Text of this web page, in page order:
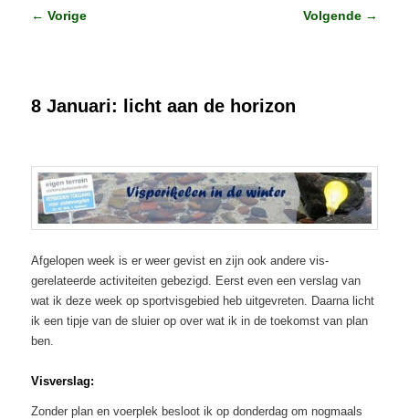
Bericht
← Vorige Volgende →
8 Januari: licht aan de horizon
Afgelopen week is er weer gevist en zijn ook andere vis-
gerelateerde activiteiten gebezigd. Eerst even een verslag van
wat ik deze week op sportvisgebied heb uitgevreten. Daarna licht
ik een tipje van de sluier op over wat ik in de toekomst van plan
ben.
Visverslag:
Zonder plan en voerplek besloot ik op donderdag om nogmaals